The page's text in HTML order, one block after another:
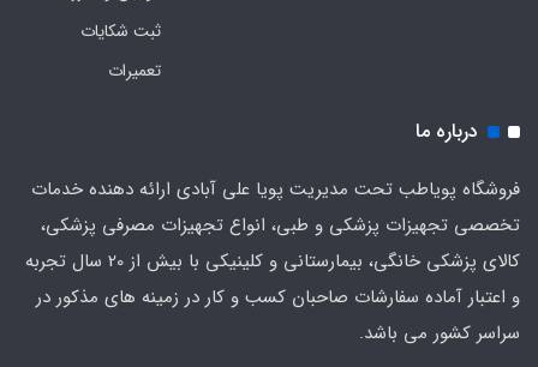
ثبت شکایات
تعمیرات
درباره ما
فروشگاه پویاطب تحت مدیریت پویا علی آبادی ارائه دهنده خدمات
تخصصی تجهیزات پزشکی و طبی، انواع تجهیزات مصرفی پزشکی،
کالای پزشکی خانگی، بیمارستانی و کلینیکی با بیش از 20 سال تجربه
و اعتبار آماده سفارشات صاحبان کسب و کار در زمینه های مذکور در
سراسر کشور می باشد.